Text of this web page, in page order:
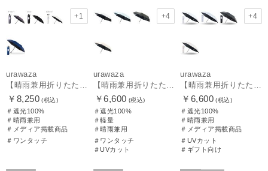
+1
urawaza
【晴雨兼用折りたたみ日傘】ウラワザ（urawaza）無地 55㎝ 晴雨兼用 遮光100% UV100% 自動開閉 ワンタッチ
￥8,250 (税込)
＃遮光100%
＃晴雨兼用
＃メディア掲載商品
＃ワンタッチ
+4
urawaza
【晴雨兼用折りたたみ日傘】パッとさして、サッとしまえる傘コワザ(kowaza) プレーン 50 遮光100% UV100% 自動開閉傘 ワンタッチ
￥6,600 (税込)
＃遮光100%
＃軽量
＃晴雨兼用
＃ワンタッチ
＃UVカット
+4
urawaza
【晴雨兼用折りたたみ日傘】パッとさして、サッとしまえる傘コワザ(kowaza) ライトプレーン 50 遮光100% UV100%
￥6,600 (税込)
＃遮光100%
＃晴雨兼用
＃メディア掲載商品
＃UVカット
＃ギフト向け